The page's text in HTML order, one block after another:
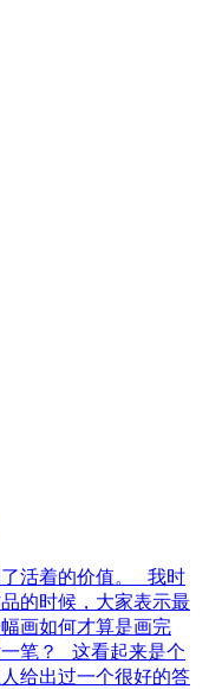
活着的价值。 我时
的时候，大家表示最
画如何才算是画完
笔？ 这看起来是个
给出过一个很好的答